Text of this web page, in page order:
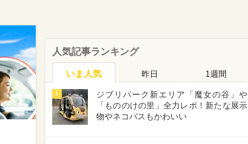
人気記事ランキング
いま人気 昨日 1週間
1
ジブリパーク新エリア「魔女の谷」や
「もののけの里」全力レポ！新たな展示
物やネコバスもかわいい